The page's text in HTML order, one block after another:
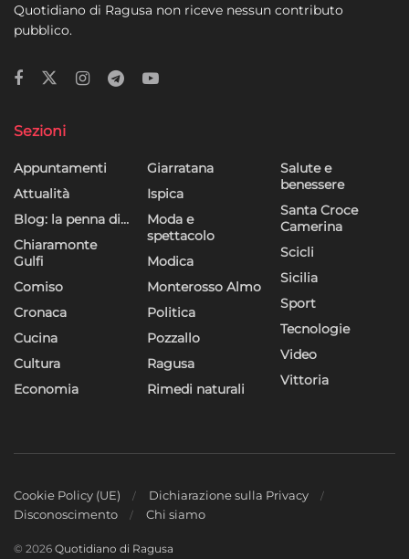
Quotidiano di Ragusa non riceve nessun contributo
pubblico.
Sezioni
Appuntamenti
Attualità
Blog: la penna di…
Chiaramonte
Gulfi
Comiso
Cronaca
Cucina
Cultura
Economia
Giarratana
Ispica
Moda e
spettacolo
Modica
Monterosso Almo
Politica
Pozzallo
Ragusa
Rimedi naturali
Salute e
benessere
Santa Croce
Camerina
Scicli
Sicilia
Sport
Tecnologie
Video
Vittoria
Cookie Policy (UE)
Dichiarazione sulla Privacy
Disconoscimento
Chi siamo
© 2026 Quotidiano di Ragusa